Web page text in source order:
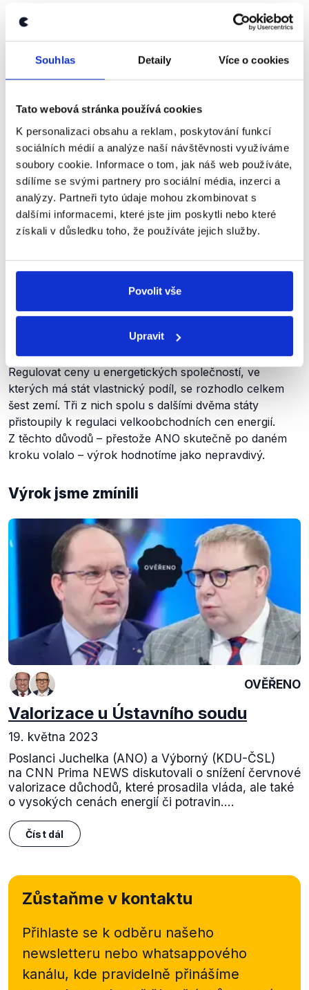
Souhlas Detaily Více o cookies
Tato webová stránka používá cookies
K personalizaci obsahu a reklam, poskytování funkcí
sociálních médií a analýze naší návštěvnosti využíváme
soubory cookie. Informace o tom, jak náš web používáte,
sdílíme se svými partnery pro sociální média, inzerci a
analýzy. Partneři tyto údaje mohou zkombinovat s
dalšími informacemi, které jste jim poskytli nebo které
získali v důsledku toho, že používáte jejich služby.
Povolit vše
Upravit
Závěr
Evropské země se s rostoucími cenami energií
vyrovnávaly různými způsoby, k zastropování jejich
výše přímo u výrobců nicméně přistoupilo jen několik
zemí, např. Francie (u společnostiEDF, v níž má
zastropování cen dohodlo se společností Slovenské
elektrárny. Portugalsko a Španělsko sice přistoupily
k cenovým stropům u výrobců, nešlo ovšem o postup,
který odpovídal návrhu hnutí ANO, jelikož rozdíl mezi
výrobní a prodejní cenou zde plně hradil stát.
Regulovat ceny u energetických společností, ve
kterých má stát vlastnický podíl, se rozhodlo celkem
šest zemí. Tři z nich spolu s dalšími dvěma státy
přistoupily k regulaci velkoobchodních cen energií.
Z těchto důvodů – přestože ANO skutečně po daném
kroku volalo – výrok hodnotíme jako nepravdivý.
Výrok jsme zmínili
OVĚŘENO
Valorizace u Ústavního soudu
19. května 2023
Poslanci Juchelka (ANO) a Výborný (KDU-ČSL)
na CNN Prima NEWS diskutovali o snížení červnové
valorizace důchodů, které prosadila vláda, ale také
o vysokých cenách energií či potravin....
Číst dál
Zůstaňme v kontaktu
Přihlaste se k odběru našeho
newsletteru nebo whatsappového
kanálu, kde pravidelně přinášíme